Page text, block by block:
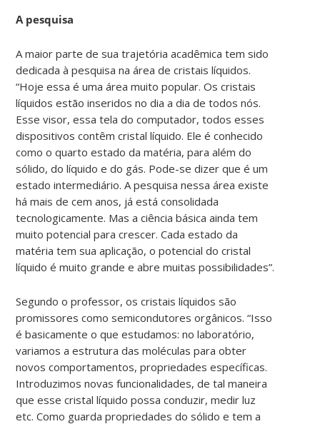
A pesquisa
A maior parte de sua trajetória acadêmica tem sido
dedicada à pesquisa na área de cristais líquidos.
“Hoje essa é uma área muito popular. Os cristais
líquidos estão inseridos no dia a dia de todos nós.
Esse visor, essa tela do computador, todos esses
dispositivos contêm cristal líquido. Ele é conhecido
como o quarto estado da matéria, para além do
sólido, do líquido e do gás. Pode-se dizer que é um
estado intermediário. A pesquisa nessa área existe
há mais de cem anos, já está consolidada
tecnologicamente. Mas a ciência básica ainda tem
muito potencial para crescer. Cada estado da
matéria tem sua aplicação, o potencial do cristal
líquido é muito grande e abre muitas possibilidades”.
Segundo o professor, os cristais líquidos são
promissores como semicondutores orgânicos. “Isso
é basicamente o que estudamos: no laboratório,
variamos a estrutura das moléculas para obter
novos comportamentos, propriedades específicas.
Introduzimos novas funcionalidades, de tal maneira
que esse cristal líquido possa conduzir, medir luz
etc. Como guarda propriedades do sólido e tem a